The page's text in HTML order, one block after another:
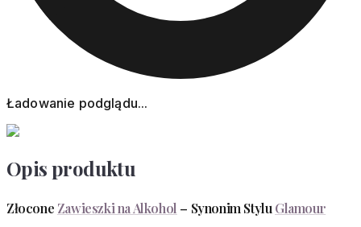
Ładowanie podglądu...
Opis produktu
Złocone Zawieszki na Alkohol – Synonim StyluGlamour